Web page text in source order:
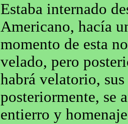
Estaba internado
Americano, hacía
momento de esta
velado, pero
habrá velatorio, sus
posteriormente, se
entierro y